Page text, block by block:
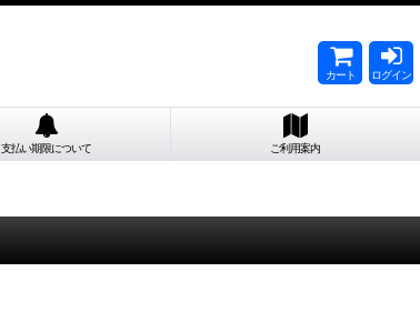
カート ログイン
支払い期限について ご利用案内